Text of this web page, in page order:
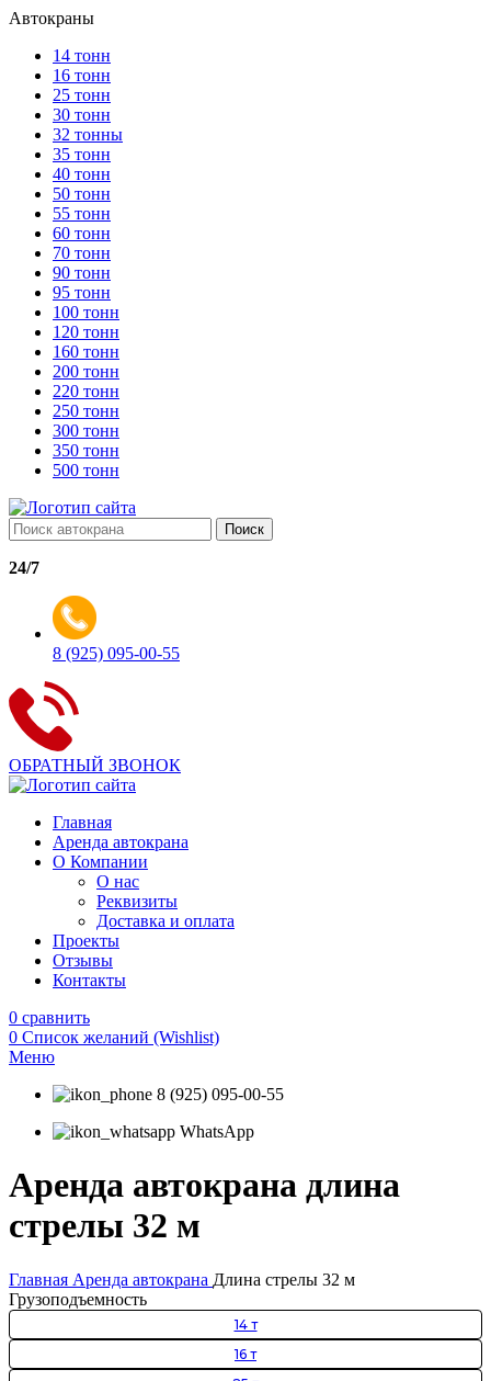
Автокраны
14 тонн
16 тонн
25 тонн
30 тонн
32 тонны
35 тонн
40 тонн
50 тонн
55 тонн
60 тонн
70 тонн
90 тонн
95 тонн
100 тонн
120 тонн
160 тонн
200 тонн
220 тонн
250 тонн
300 тонн
350 тонн
500 тонн
Поиск
24/7
8 (925) 095-00-55
ОБРАТНЫЙ ЗВОНОК
Главная
Аренда автокрана
О Компании
О нас
Реквизиты
Доставка и оплата
Проекты
Отзывы
Контакты
0 сравнить
0 Список желаний (Wishlist)
Меню
8 (925) 095-00-55
WhatsApp
Аренда автокрана длина
стрелы 32 м
Главная Аренда автокрана Длина стрелы 32 м
Грузоподъемность
14 т
16 т